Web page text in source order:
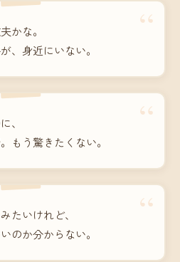
“
かな。
、身近にいない。
“
、
。もう驚きたくない。
“
たいけれど、
のか分からない。